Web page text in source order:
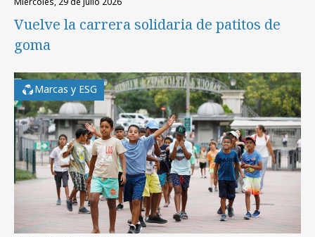
Vuelve la carrera solidaria de patitos de
goma
Marcas y ESG